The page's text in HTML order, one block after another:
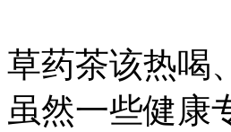
草药茶该热喝
虽然一些健康